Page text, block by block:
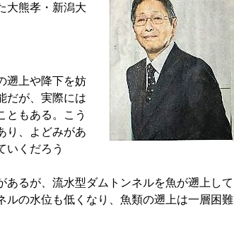
大熊孝・新潟大
遡上や降下を妨
だが、実際には
ともある。こう
り、よどみがあ
いくだろう
るが、流水型ダムトンネルを魚が遡上して
ルの水位も低くなり、魚類の遡上は一層困難